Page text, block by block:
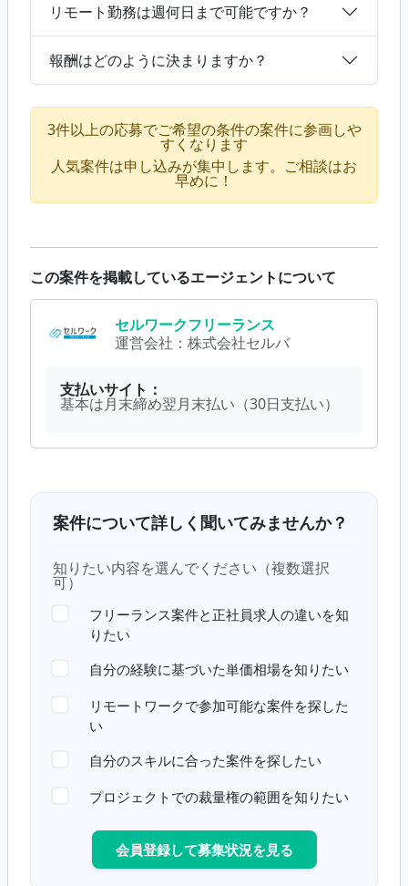
リモート勤務は週何日まで可能ですか？
報酬はどのように決まりますか？
3件以上の応募でご希望の条件の案件に参画しや
すくなります
人気案件は申し込みが集中します。ご相談はお
早めに！
この案件を掲載しているエージェントについて
セルワークフリーランス
運営会社： 株式会社セルバ
支払いサイト：
基本は月末締め翌月末払い（30日支払い）
案件について詳しく聞いてみませんか？
知りたい内容を選んでください（複数選択
可）
フリーランス案件と正社員求人の違いを知
りたい
自分の経験に基づいた単価相場を知りたい
リモートワークで参加可能な案件を探した
い
自分のスキルに合った案件を探したい
プロジェクトでの裁量権の範囲を知りたい
会員登録して募集状況を見る